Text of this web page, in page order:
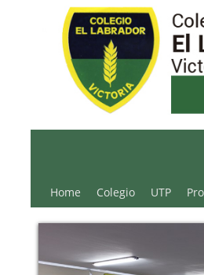
Colegio El
Home Colegio UTP